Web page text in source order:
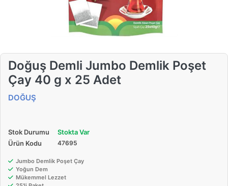
Doğuş Demli Jumbo Demlik Poşet
Çay 40 g x 25 Adet
DOĞUŞ
Stok Durumu
Stokta Var
Ürün Kodu
47695
Jumbo Demlik Poşet Çay
Yoğun Dem
Mükemmel Lezzet